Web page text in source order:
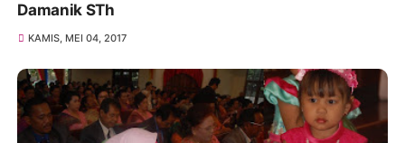
Damanik STh
KAMIS, MEI 04, 2017